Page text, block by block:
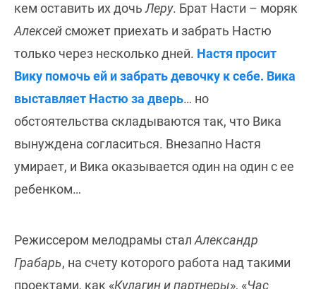
кем оставить их дочьЛеру. Брат Насти – моряк
Алексейсможет приехать и забрать Настю
только через несколько дней. Настя просит
Вику помочь ей и забрать девочку к себе. Вика
выставляет Настю за дверь… но
обстоятельства складываются так, что Вика
вынуждена согласиться. Внезапно Настя
умирает, и Вика оказывается один на один с ее
ребенком…
Режиссером мелодрамы сталАлександр
Грабарь, на счету которого работа над такими
проектами, как «Кулагин и партнеры», «Час